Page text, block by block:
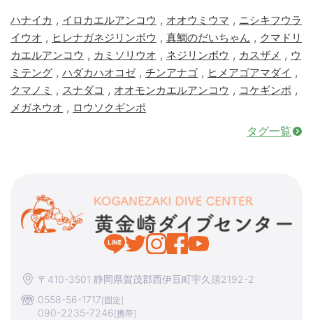
ハナイカ , イロカエルアンコウ , オオウミウマ , ニシキフウラ
イウオ , ヒレナガネジリンボウ , 真鯛のだいちゃん , クマドリ
カエルアンコウ , カミソリウオ , ネジリンボウ , カスザメ , ウ
ミテング , ハダカハオコゼ, チンアナゴ , ヒメアゴアマダイ ,
クマノミ , スナダコ , オオモンカエルアンコウ , コケギンポ ,
メガネウオ , ロウソクギンポ
タグ一覧
〒410-3501 静岡県賀茂郡西伊豆町宇久須2192-2
0558-56-1717[固定]
090-2235-7246[携帯]